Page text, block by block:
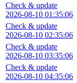
Check & update
2026-08-10 01:35:06
Check & update
2026-08-10 02:35:06
Check & update
2026-08-10 03:35:06
Check & update
2026-08-10 04:35:06